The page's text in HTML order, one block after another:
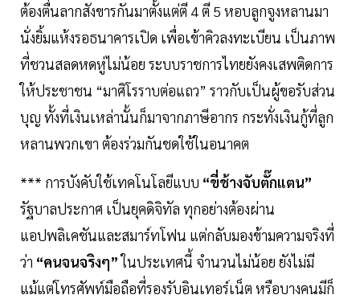
ต้องตื่นลากสังขารกันมาตั้งแต่ตี 4 ตี 5 หอบลูกจูงหลานมา
นั่งยิ้มแห้งรอธนาคารเปิด เพื่อเข้าคิวลงทะเบียน เป็นภาพ
ที่ชวนสลดหดหู่ไม่น้อย ระบบราชการไทยยังคงเสพติดการ
ให้ประชาชน “มาศิโรราบต่อแถว” ราวกับเป็นผู้ขอรับส่วน
บุญ ทั้งที่เงินเหล่านั้นก็มาจากภาษีอากร กระทั่งเงินกู้ที่ลูก
หลานพวกเขา ต้องร่วมกันชดใช้ในอนาคต
*** การบังคับใช้เทคโนโลยีแบบ “ขี่ช้างจับตั๊กแตน”
รัฐบาลประกาศ เป็นยุคดิจิทัล ทุกอย่างต้องผ่าน
แอปพลิเคชันและสมาร์ทโฟน แต่กลับมองข้ามความจริงที่
ว่า “คนจนจริงๆ”ในประเทศนี้ จำนวนไม่น้อย ยังไม่มี
แม้แต่โทรศัพท์มือถือที่รองรับอินเทอร์เน็ต หรือบางคนมีก็